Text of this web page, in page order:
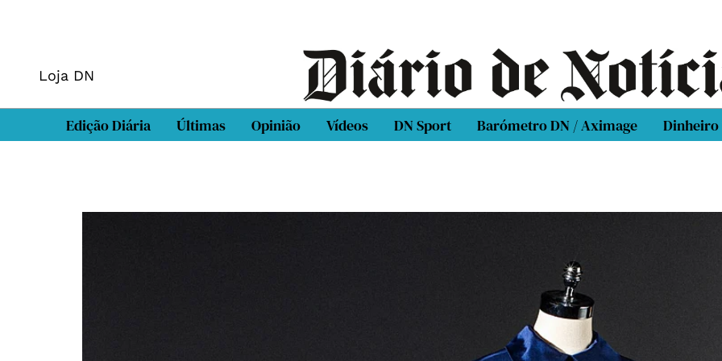
Loja DN
Edição Diária Últimas Opinião Vídeos DN Sport Barómetro DN / Aximage Dinheiro